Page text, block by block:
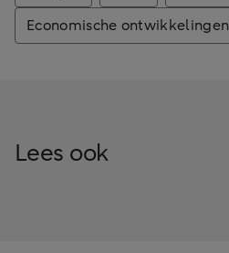
Economische ontwikkelingen
Lees ook